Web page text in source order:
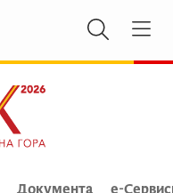
Документа e-